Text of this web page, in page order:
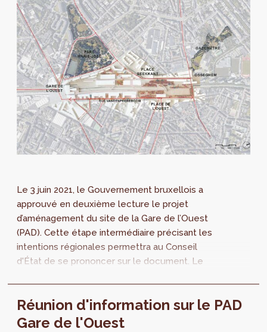
Le 3 juin 2021, le Gouvernement bruxellois a
approuvé en deuxième lecture le projet
d’aménagement du site de la Gare de l’Ouest
(PAD). Cette étape intermédiaire précisant les
intentions régionales permettra au Conseil
d'État de se prononcer sur le document. Le
Réunion d'information sur le PAD
Gare de l'Ouest